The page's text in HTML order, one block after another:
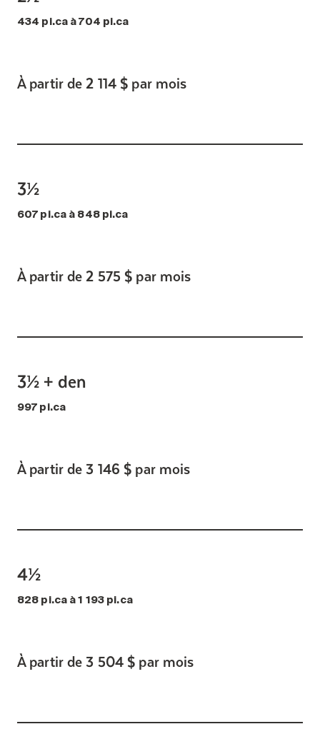
434 pi.ca à 704 pi.ca
À partir de 2 114 $ par mois
3½
607 pi.ca à 848 pi.ca
À partir de 2 575 $ par mois
3½ + den
997 pi.ca
À partir de 3 146 $ par mois
4½
828 pi.ca à 1 193 pi.ca
À partir de 3 504 $ par mois